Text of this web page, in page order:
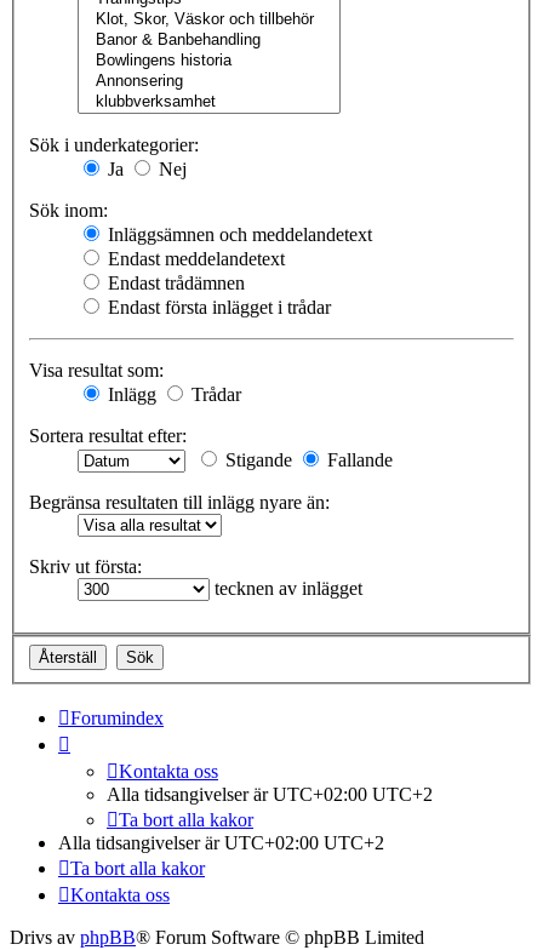
Sök i underkategorier:
Ja
Nej
Sök inom:
Inläggsämnen och meddelandetext
Endast meddelandetext
Endast trådämnen
Endast första inlägget i trådar
Visa resultat som:
Inlägg
Trådar
Sortera resultat efter:
Stigande
Fallande
Begränsa resultaten till inlägg nyare än:
Skriv ut första:
tecknen av inlägget
Forumindex
Kontakta oss
Alla tidsangivelser är UTC+02:00 UTC+2
Ta bort alla kakor
Alla tidsangivelser är UTC+02:00 UTC+2
Ta bort alla kakor
Kontakta oss
Drivs av phpBB® Forum Software © phpBB Limited